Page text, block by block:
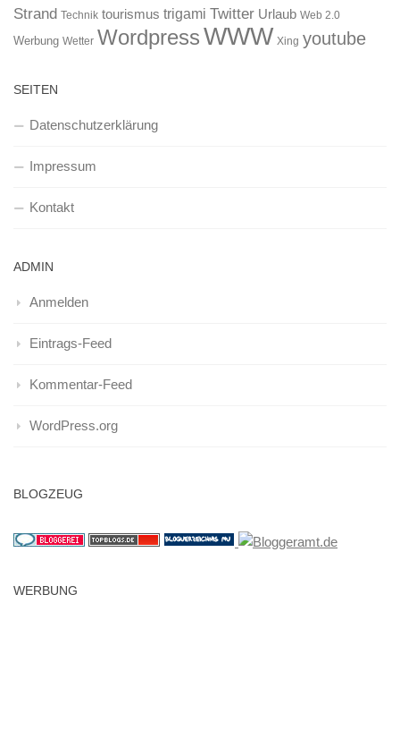
Strand Technik tourismus trigami Twitter Urlaub Web 2.0
Werbung Wetter WordpressWWW Xing youtube
SEITEN
Datenschutzerklärung
Impressum
Kontakt
ADMIN
Anmelden
Eintrags-Feed
Kommentar-Feed
WordPress.org
BLOGZEUG
WERBUNG